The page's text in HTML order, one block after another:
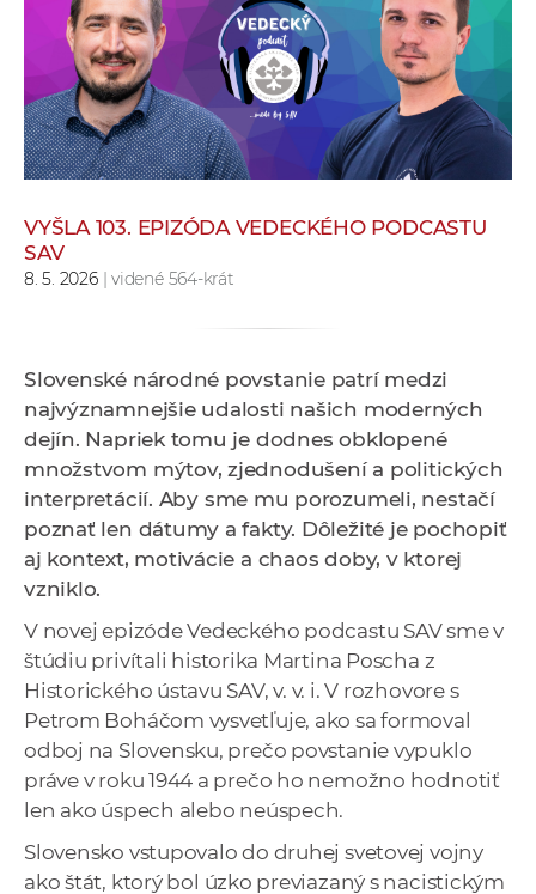
e
p
r
a
c
v
a
c
h
a
p
r
a
v
k
o
c
S
A
VYŠLA 103. EPIZÓDA VEDECKÉHO PODCASTU
SAV
8. 5. 2026| videné 564-krát
Slovenské národné povstanie patrí medzi
najvýznamnejšie udalosti našich moderných
dejín. Napriek tomu je dodnes obklopené
množstvom mýtov, zjednodušení a politických
interpretácií. Aby sme mu porozumeli, nestačí
poznať len dátumy a fakty. Dôležité je pochopiť
aj kontext, motivácie a chaos doby, v ktorej
vzniklo.
V novej epizóde Vedeckého podcastu SAV sme v
štúdiu privítali historika Martina Poscha z
Historického ústavu SAV, v. v. i. V rozhovore s
Petrom Boháčom vysvetľuje, ako sa formoval
odboj na Slovensku, prečo povstanie vypuklo
práve v roku 1944 a prečo ho nemožno hodnotiť
len ako úspech alebo neúspech.
Slovensko vstupovalo do druhej svetovej vojny
ako štát, ktorý bol úzko previazaný s nacistickým